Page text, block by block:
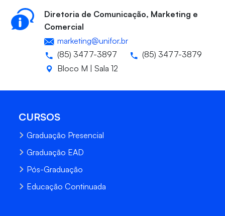
Diretoria de Comunicação, Marketing e
Comercial
marketing@unifor.br
(85) 3477-3897
(85) 3477-3879
Bloco M | Sala 12
CURSOS
Graduação Presencial
Graduação EAD
Pós-Graduação
Educação Continuada